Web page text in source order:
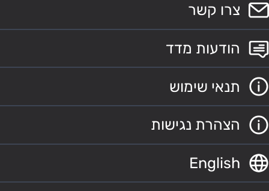
צרו קשר
הודעות מדד
תנאי שימוש
הצהרת נגישות
English